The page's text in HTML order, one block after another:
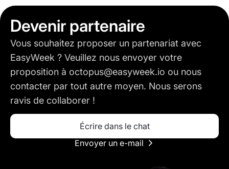
Devenir partenaire
Vous souhaitez proposer un partenariat avec
EasyWeek ? Veuillez nous envoyer votre
proposition à octopus@easyweek.io ou nous
contacter par tout autre moyen. Nous serons
ravis de collaborer !
Écrire dans le chat
Envoyer un e-mail